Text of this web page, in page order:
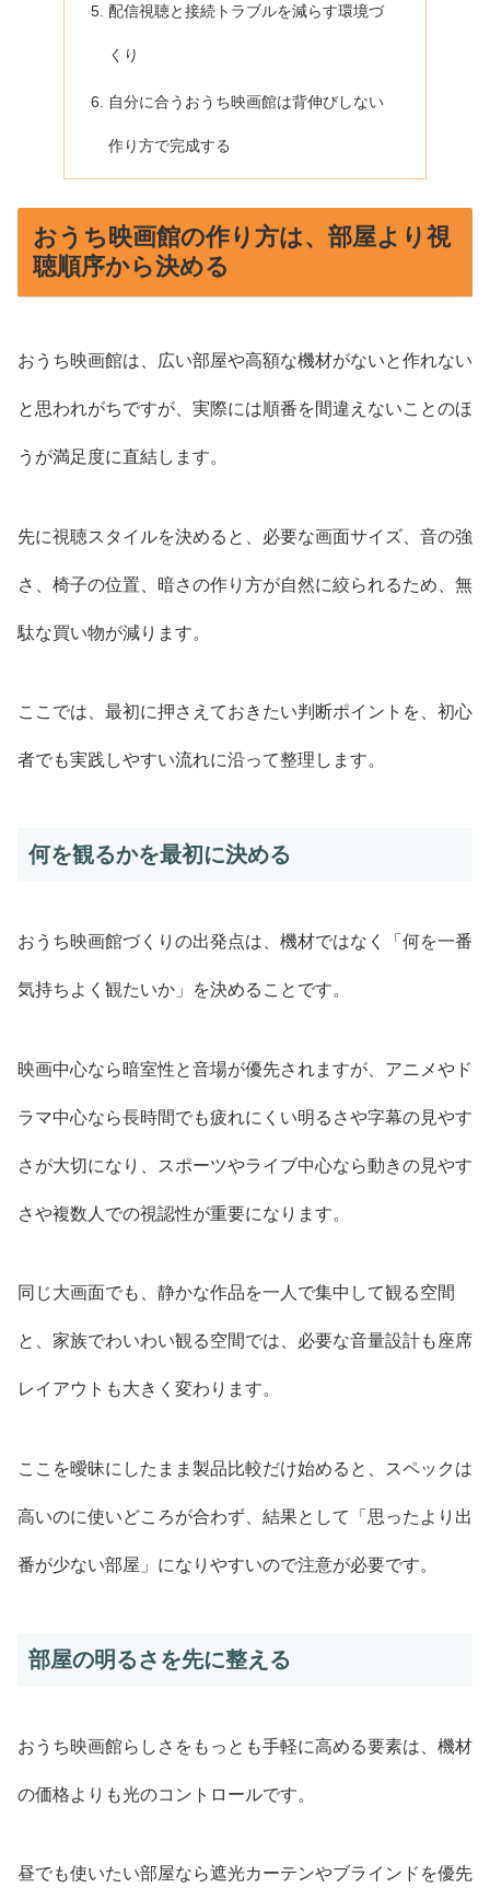
配信視聴と接続トラブルを減らす環境づ
くり
自分に合うおうち映画館は背伸びしない
作り方で完成する
おうち映画館の作り方は、部屋より視
聴順序から決める
おうち映画館は、広い部屋や高額な機材がないと作れない
と思われがちですが、実際には順番を間違えないことのほ
うが満足度に直結します。
先に視聴スタイルを決めると、必要な画面サイズ、音の強
さ、椅子の位置、暗さの作り方が自然に絞られるため、無
駄な買い物が減ります。
ここでは、最初に押さえておきたい判断ポイントを、初心
者でも実践しやすい流れに沿って整理します。
何を観るかを最初に決める
おうち映画館づくりの出発点は、機材ではなく「何を一番
気持ちよく観たいか」を決めることです。
映画中心なら暗室性と音場が優先されますが、アニメやド
ラマ中心なら長時間でも疲れにくい明るさや字幕の見やす
さが大切になり、スポーツやライブ中心なら動きの見やす
さや複数人での視認性が重要になります。
同じ大画面でも、静かな作品を一人で集中して観る空間
と、家族でわいわい観る空間では、必要な音量設計も座席
レイアウトも大きく変わります。
ここを曖昧にしたまま製品比較だけ始めると、スペックは
高いのに使いどころが合わず、結果として「思ったより出
番が少ない部屋」になりやすいので注意が必要です。
部屋の明るさを先に整える
おうち映画館らしさをもっとも手軽に高める要素は、機材
の価格よりも光のコントロールです。
昼でも使いたい部屋なら遮光カーテンやブラインドを優先